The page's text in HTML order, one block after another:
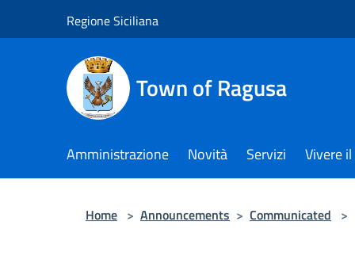
Regione Siciliana
Town of Ragusa
Amministrazione Novità Servizi Vivere
Home > Announcements > Communicated >